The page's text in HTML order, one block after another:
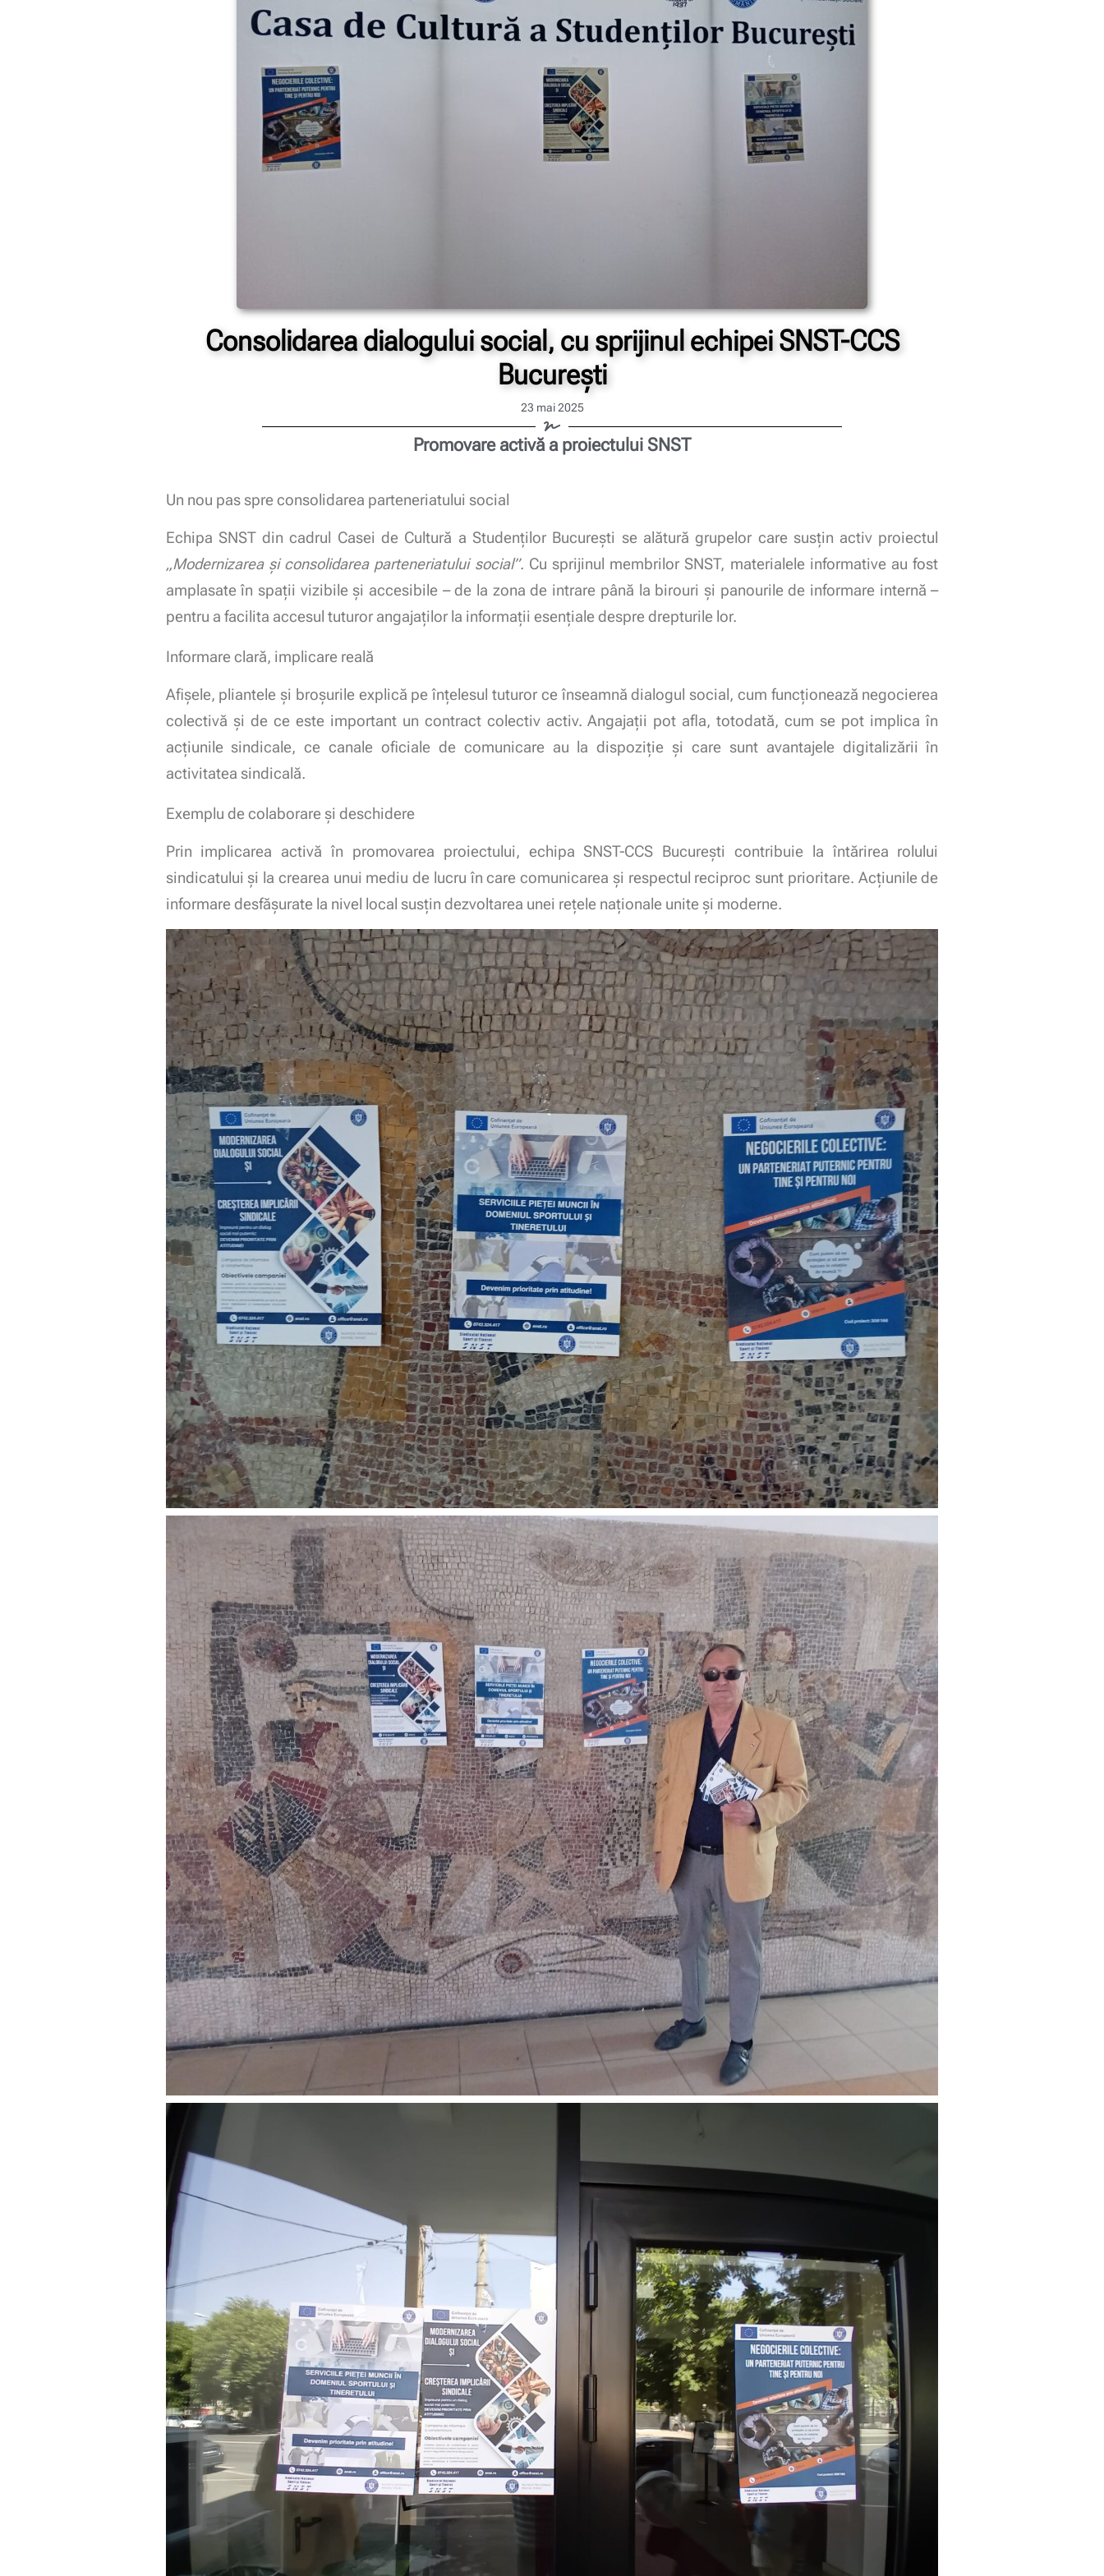
Consolidarea dialogului social, cu sprijinul echipei SNST-CCS
București
23 mai 2025
Promovare activă a proiectului SNST
Un nou pas spre consolidarea parteneriatului social
Echipa SNST din cadrul Casei de Cultură a Studenților București se alătură grupelor care susțin activ proiectul
„Modernizarea și consolidarea parteneriatului social”. Cu sprijinul membrilor SNST, materialele informative au fost
amplasate în spații vizibile și accesibile – de la zona de intrare până la birouri și panourile de informare internă –
pentru a facilita accesul tuturor angajaților la informații esențiale despre drepturile lor.
Informare clară, implicare reală
Afișele, pliantele și broșurile explică pe înțelesul tuturor ce înseamnă dialogul social, cum funcționează negocierea
colectivă și de ce este important un contract colectiv activ. Angajații pot afla, totodată, cum se pot implica în
acțiunile sindicale, ce canale oficiale de comunicare au la dispoziție și care sunt avantajele digitalizării în
activitatea sindicală.
Exemplu de colaborare și deschidere
Prin implicarea activă în promovarea proiectului, echipa SNST-CCS București contribuie la întărirea rolului
sindicatului și la crearea unui mediu de lucru în care comunicarea și respectul reciproc sunt prioritare. Acțiunile de
informare desfășurate la nivel local susțin dezvoltarea unei rețele naționale unite și moderne.